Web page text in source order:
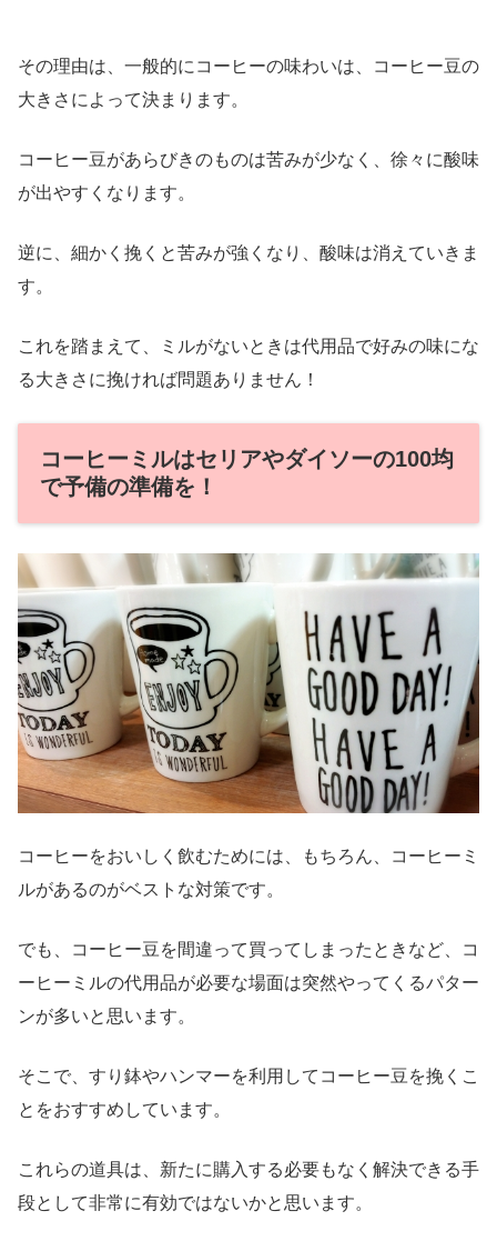
その理由は、一般的にコーヒーの味わいは、コーヒー豆の
大きさによって決まります。
コーヒー豆があらびきのものは苦みが少なく、徐々に酸味
が出やすくなります。
逆に、細かく挽くと苦みが強くなり、酸味は消えていきま
す。
これを踏まえて、ミルがないときは代用品で好みの味にな
る大きさに挽ければ問題ありません！
コーヒーミルはセリアやダイソーの100均
で予備の準備を！
コーヒーをおいしく飲むためには、もちろん、コーヒーミ
ルがあるのがベストな対策です。
でも、コーヒー豆を間違って買ってしまったときなど、コ
ーヒーミルの代用品が必要な場面は突然やってくるパター
ンが多いと思います。
そこで、すり鉢やハンマーを利用してコーヒー豆を挽くこ
とをおすすめしています。
これらの道具は、新たに購入する必要もなく解決できる手
段として非常に有効ではないかと思います。